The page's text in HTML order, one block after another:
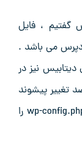
گفتیم ، فایل
می باشد .
نیز در
تغییر پیشوند
جداول را داشته باشید ابتدا میبایست فایل wp-config.php را